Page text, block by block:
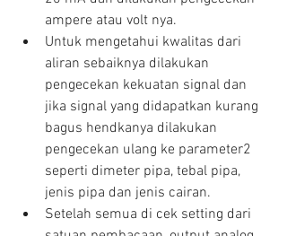
ampere atau volt nya.
Untuk mengetahui kwalitas dari
aliran sebaiknya dilakukan
pengecekan kekuatan signal dan
jika signal yang didapatkan kurang
bagus hendkanya dilakukan
pengecekan ulang ke parameter2
seperti dimeter pipa, tebal pipa,
jenis pipa dan jenis cairan.
Setelah semua di cek setting dari